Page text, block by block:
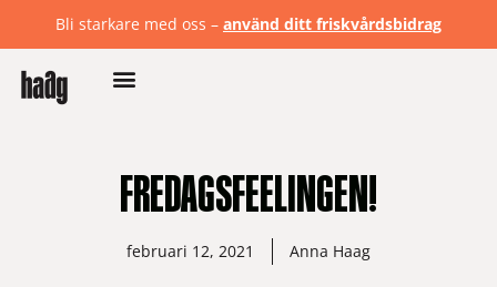
Bli starkare med oss – använd ditt friskvårdsbidrag
FREDAGSFEELINGEN!
februari 12, 2021 Anna Haag